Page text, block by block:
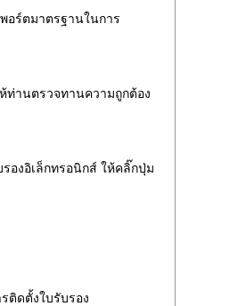
อร์ตมาตรฐานในการ
ท่านตรวจทานความถูกต้อง
องอิเล็กทรอนิกส์ ให้คลิ๊กปุ่ม
ติดตั้งใบรับรอง